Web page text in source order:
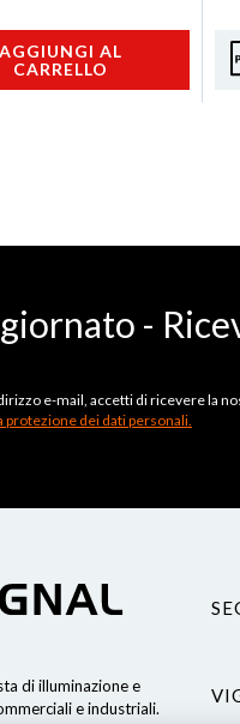
AGGIUNGI AL
CARRELLO
-
e-mail, accetti di ricevere la
protezione dei dati personali.
di illuminazione e
e industriali.